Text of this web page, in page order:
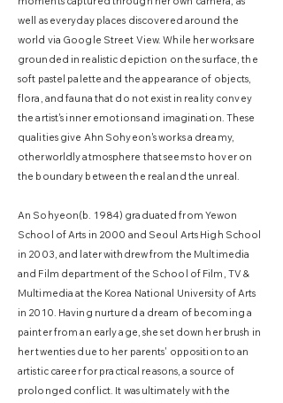
well as everyday places discovered around the
world via Google Street View. While her works are
grounded in realistic depiction on the surface, the
soft pastel palette and the appearance of objects,
flora, and fauna that do not exist in reality convey
the artist's inner emotions and imagination. These
qualities give Ahn Sohyeon's works a dreamy,
otherworldly atmosphere that seems to hover on
the boundary between the real and the unreal.
An Sohyeon(b. 1984) graduated from Yewon
School of Arts in 2000 and Seoul Arts High School
in 2003, and later withdrew from the Multimedia
and Film department of the School of Film, TV &
Multimedia at the Korea National University of Arts
in 2010. Having nurtured a dream of becoming a
painter from an early age, she set down her brush in
her twenties due to her parents' opposition to an
artistic career for practical reasons, a source of
prolonged conflict. It was ultimately with the